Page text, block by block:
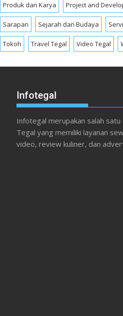
Produk dan Karya Project and
Sarapan Sejarah dan Budaya
Tokoh Travel Tegal Video Tegal
Infotegal
Infotegal merupakan salah satu
Tegal yang memiliki layanan
video, review kuliner, dan